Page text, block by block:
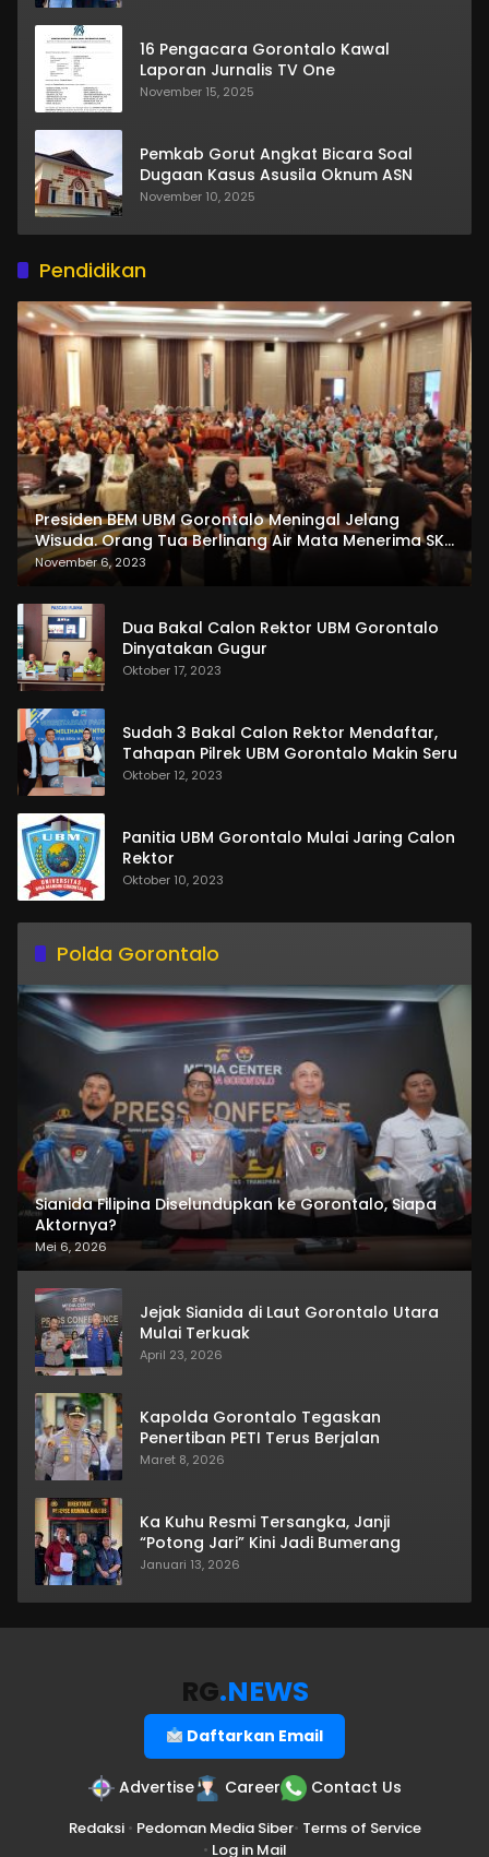
16 Pengacara Gorontalo Kawal
Laporan Jurnalis TV One
November 15, 2025
Pemkab Gorut Angkat Bicara Soal
Dugaan Kasus Asusila Oknum ASN
November 10, 2025
Pendidikan
Presiden BEM UBM Gorontalo Meningal Jelang
Wisuda. Orang Tua Berlinang Air Mata Menerima SKL
dan Pemasangan Salempang
November 6, 2023
Dua Bakal Calon Rektor UBM Gorontalo
Dinyatakan Gugur
Oktober 17, 2023
Sudah 3 Bakal Calon Rektor Mendaftar,
Tahapan Pilrek UBM Gorontalo Makin Seru
Oktober 12, 2023
Panitia UBM Gorontalo Mulai Jaring Calon
Rektor
Oktober 10, 2023
Polda Gorontalo
Sianida Filipina Diselundupkan ke Gorontalo, Siapa
Aktornya?
Mei 6, 2026
Jejak Sianida di Laut Gorontalo Utara
Mulai Terkuak
April 23, 2026
Kapolda Gorontalo Tegaskan
Penertiban PETI Terus Berjalan
Maret 8, 2026
Ka Kuhu Resmi Tersangka, Janji
“Potong Jari” Kini Jadi Bumerang
Januari 13, 2026
RG.NEWS
Daftarkan Email
Advertise Career Contact Us
Redaksi• Pedoman Media Siber• Terms of Service
• Log in Mail